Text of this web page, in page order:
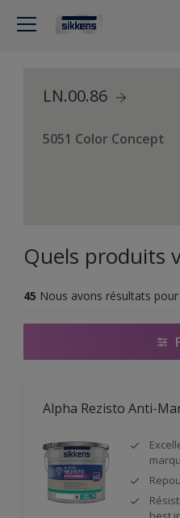
LN.00.86
5051 Color Concept
Quels produits
45 Nous avons résultats
Alpha Rezisto Anti-